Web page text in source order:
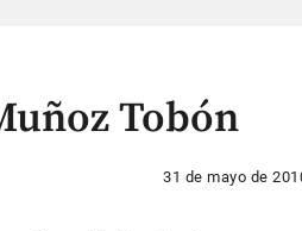
Tobón
31 de mayo de